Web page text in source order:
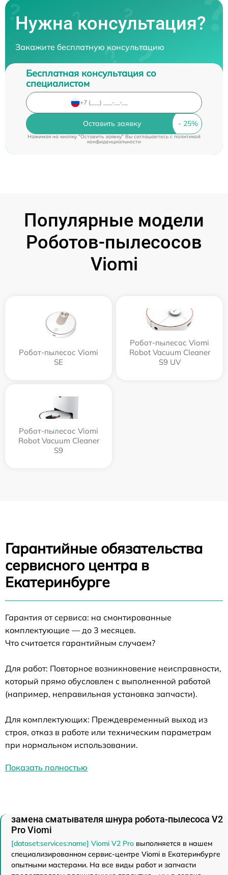
Нужна консультация?
Закажите бесплатную консультацию
Бесплатная консультация со
специалистом
Оставить заявку
Нажимая на кнопку "Оставить заявку" Вы соглашаетесь cполитикой
конфиденциальности
Популярные модели
Роботов-пылесосов
Viomi
Робот-пылесос Viomi
SE
Робот-пылесос Viomi
Robot Vacuum Cleaner
S9 UV
Робот-пылесос Viomi
Robot Vacuum Cleaner
S9
Гарантийные обязательства
сервисного центра в
Екатеринбурге
Гарантия от сервиса: на смонтированные
комплектующие — до 3 месяцев.
Что считается гарантийным случаем?
Для работ: Повторное возникновение неисправности,
который прямо обусловлен с выполненной работой
(например, неправильная установка запчасти).
Для комплектующих: Преждевременный выход из
строя, отказ в работе или техническим параметрам
при нормальном использовании.
Показать полностью
замена сматывателя шнура робота-пылесоса V2
Pro Viomi
[dataset:services:name] Viomi V2 Pro выполняется в нашем
специализированном сервис-центре Viomi в Екатеринбурге
опытными мастерами. На все виды работ и запчасти